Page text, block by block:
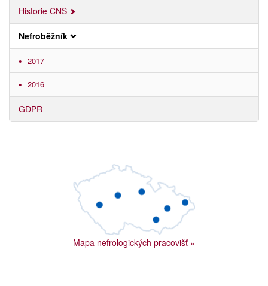
Historie ČNS
Nefroběžník
2017
2016
GDPR
Mapa nefrologických pracovišť»